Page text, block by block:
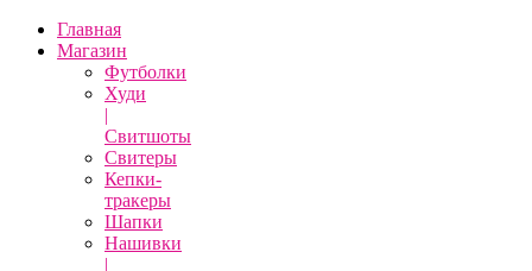
Главная
Магазин
Футболки
Худи
|
Свитшоты
Свитеры
Кепки-
тракеры
Шапки
Нашивки
|